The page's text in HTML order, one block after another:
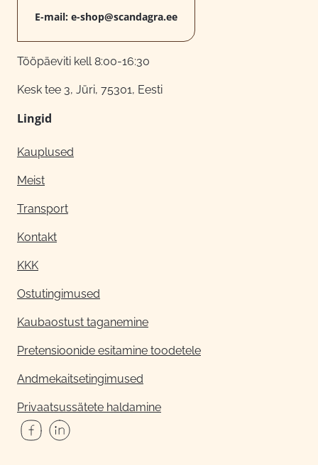
E-mail: e-shop@scandagra.ee
Tööpäeviti kell 8:00-16:30
Kesk tee 3, Jüri, 75301, Eesti
Lingid
Kauplused
Meist
Transport
Kontakt
KKK
Ostutingimused
Kaubaostust taganemine
Pretensioonide esitamine toodetele
Andmekaitsetingimused
Privaatsussätete haldamine